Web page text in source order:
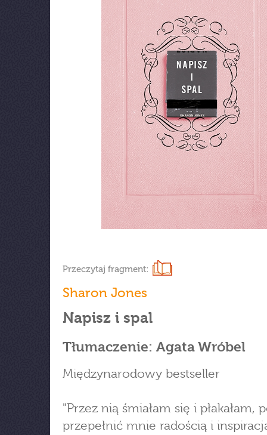
Przeczytaj fragment:
Sharon Jones
Napisz i spal
Tłumaczenie: Agata Wróbel
Międzynarodowy bestseller
"Przez nią śmiałam się i płakałam,
przepełnić mnie radością i